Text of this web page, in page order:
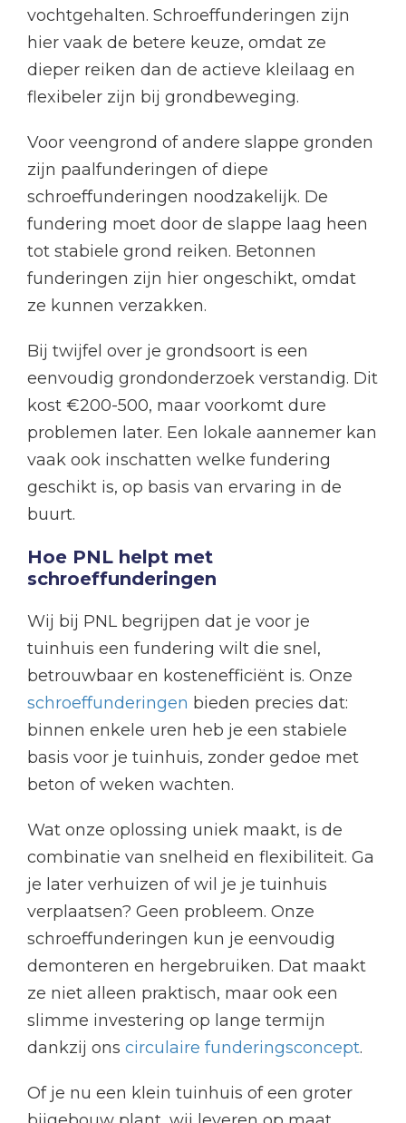
vochtgehalten. Schroeffunderingen zijn
hier vaak de betere keuze, omdat ze
dieper reiken dan de actieve kleilaag en
flexibeler zijn bij grondbeweging.
Voor veengrond of andere slappe gronden
zijn paalfunderingen of diepe
schroeffunderingen noodzakelijk. De
fundering moet door de slappe laag heen
tot stabiele grond reiken. Betonnen
funderingen zijn hier ongeschikt, omdat
ze kunnen verzakken.
Bij twijfel over je grondsoort is een
eenvoudig grondonderzoek verstandig. Dit
kost €200-500, maar voorkomt dure
problemen later. Een lokale aannemer kan
vaak ook inschatten welke fundering
geschikt is, op basis van ervaring in de
buurt.
Hoe PNL helpt met
schroeffunderingen
Wij bij PNL begrijpen dat je voor je
tuinhuis een fundering wilt die snel,
betrouwbaar en kostenefficiënt is. Onze
schroeffunderingen bieden precies dat:
binnen enkele uren heb je een stabiele
basis voor je tuinhuis, zonder gedoe met
beton of weken wachten.
Wat onze oplossing uniek maakt, is de
combinatie van snelheid en flexibiliteit. Ga
je later verhuizen of wil je je tuinhuis
verplaatsen? Geen probleem. Onze
schroeffunderingen kun je eenvoudig
demonteren en hergebruiken. Dat maakt
ze niet alleen praktisch, maar ook een
slimme investering op lange termijn
dankzij ons circulaire funderingsconcept.
Of je nu een klein tuinhuis of een groter